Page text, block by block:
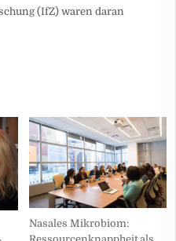
(IfZ) waren daran
Nasales Mikrobiom: